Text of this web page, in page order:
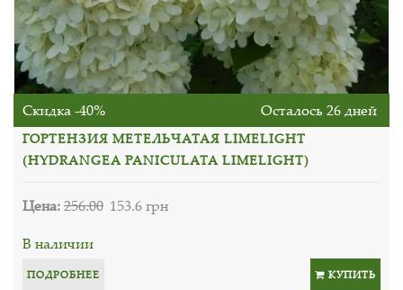
Скидка -40% Осталось 26 дней
ГОРТЕНЗИЯ МЕТЕЛЬЧАТАЯ LIMELIGHT
(HYDRANGEA PANICULATA LIMELIGHT)
Цена:256.00 153.6 грн
В наличии
ПОДРОБНЕЕ КУПИТЬ